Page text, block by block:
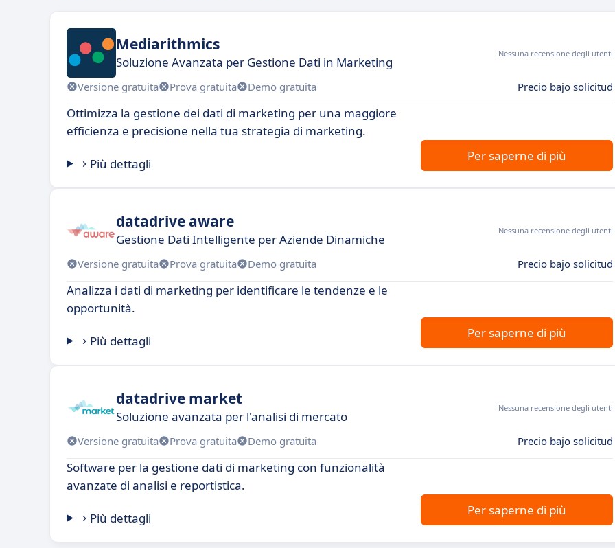
Mediarithmics
Soluzione Avanzata per Gestione Dati in Marketing
Nessuna recensione degli utenti
Versione gratuita Prova gratuita Demo gratuita Precio bajo solicitud
Ottimizza la gestione dei dati di marketing per una maggiore
efficienza e precisione nella tua strategia di marketing.
Più dettagli
Per saperne di più
datadrive aware
Gestione Dati Intelligente per Aziende Dinamiche
Nessuna recensione degli utenti
Versione gratuita Prova gratuita Demo gratuita Precio bajo solicitud
Analizza i dati di marketing per identificare le tendenze e le
opportunità.
Più dettagli
Per saperne di più
datadrive market
Soluzione avanzata per l'analisi di mercato
Nessuna recensione degli utenti
Versione gratuita Prova gratuita Demo gratuita Precio bajo solicitud
Software per la gestione dati di marketing con funzionalità
avanzate di analisi e reportistica.
Più dettagli
Per saperne di più